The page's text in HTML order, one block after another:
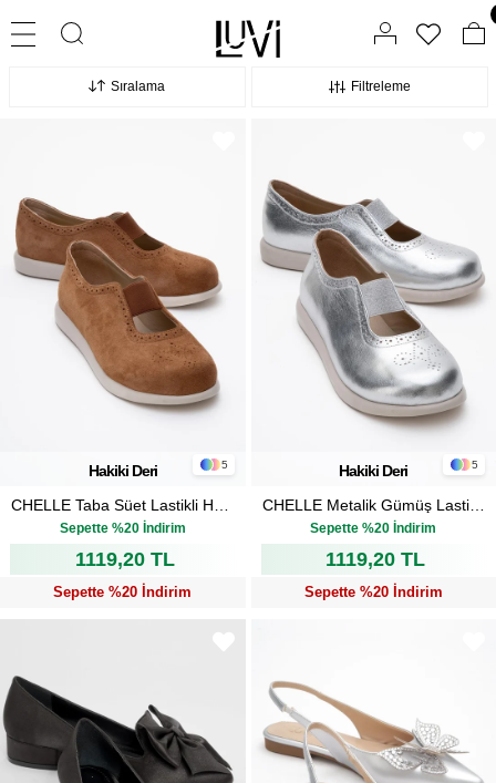
Filtreleme
Sıralama
5
CHELLE Taba Süet Lastikli Hakiki Deri Kadın Günlük Ayakkabı
₺1.399,00
Sepette %20 İndirim
1119,20 TL
Sepette %20 İndirim
Hakiki Deri 5
CHELLE Metalik Gümüş Lastikli Hakiki Deri Kadın Günlük Ayakkabı
₺1.399,00
Sepette %20 İndirim
1119,20 TL
Sepette %20 İndirim
Hakiki Deri